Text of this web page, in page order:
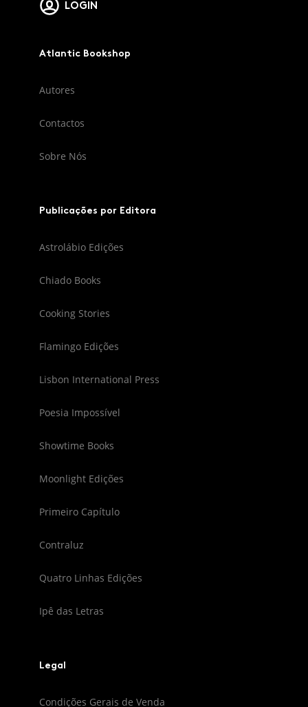
LOGIN
Atlantic Bookshop
Autores
Contactos
Sobre Nós
Publicações por Editora
Astrolábio Edições
Chiado Books
Cooking Stories
Flamingo Edições
Lisbon International Press
Poesia Impossível
Showtime Books
Moonlight Edições
Primeiro Capítulo
Contraluz
Quatro Linhas Edições
Ipê das Letras
Legal
Condições Gerais de Venda